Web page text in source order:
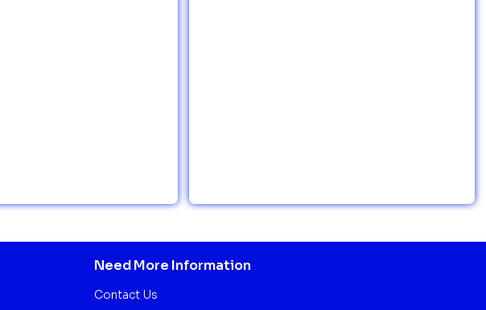
Need More Information
Contact Us